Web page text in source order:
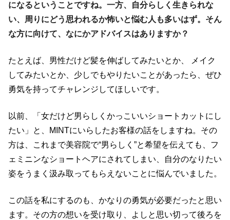
になるということですね。一方、自分らしく生きられな
い、周りにどう思われるか怖いと悩む人も多いはず。そん
な方に向けて、なにかアドバイスはありますか？
たとえば、男性だけど髪を伸ばしてみたいとか、 メイク
してみたいとか、少しでもやりたいことがあったら、ぜひ
勇気を持ってチャレンジしてほしいです。
以前、「女だけど男らしくかっこいいショートカットにし
たい」と、MINTにいらしたお客様の話をしますね。その
方は、これまで美容院で“男らしく”と希望を伝えても、フ
ェミニンなショートヘアにされてしまい、自分のなりたい
姿をうまく汲み取ってもらえないことに悩んでいました。
この話を私にするのも、かなりの勇気が必要だったと思い
ます。その方の想いを受け取り、よしと思い切って後ろを